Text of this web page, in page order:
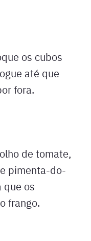
os cubos
até que
fora.
de tomate,
pimenta-do-
que os
frango.